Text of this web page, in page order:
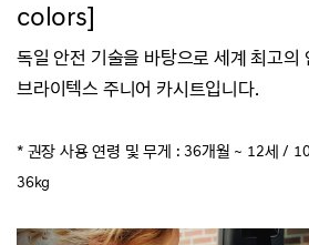
colors]
독일 안전 기술을 바탕으로 세계 최고의
브라이텍스 주니어 카시트입니다.
* 권장 사용 연령 및 무게 : 36개월 ~ 12세 /
36kg